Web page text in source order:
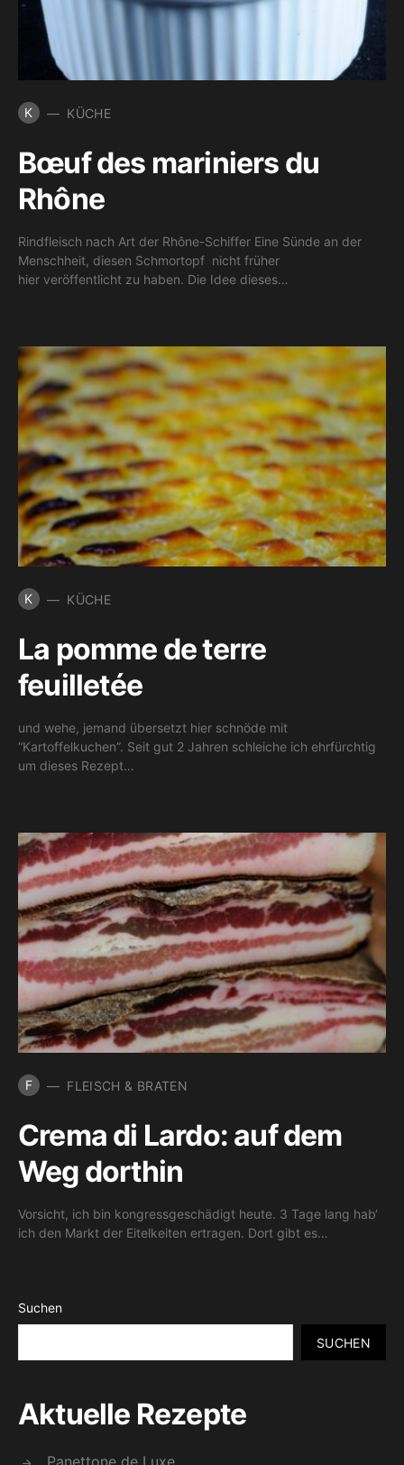
K KÜCHE
Bœuf des mariniers du
Rhône
Rindfleisch nach Art der Rhône-Schiffer Eine Sünde an der
Menschheit, diesen Schmortopf nicht früher
hier veröffentlicht zu haben. Die Idee dieses…
K KÜCHE
La pomme de terre
feuilletée
und wehe, jemand übersetzt hier schnöde mit
“Kartoffelkuchen”. Seit gut 2 Jahren schleiche ich ehrfürchtig
um dieses Rezept…
F FLEISCH & BRATEN
Crema di Lardo: auf dem
Weg dorthin
Vorsicht, ich bin kongressgeschädigt heute. 3 Tage lang hab‘
ich den Markt der Eitelkeiten ertragen. Dort gibt es…
Suchen
SUCHEN
Aktuelle Rezepte